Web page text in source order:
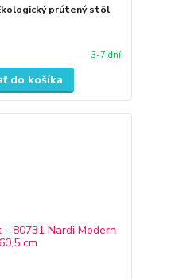
prútený stôl
3-7 dní
do košíka